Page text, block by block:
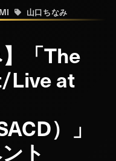
山口ちなみ
】「The
Live at
）」
ト